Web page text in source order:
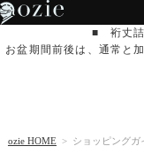
■ 裄丈詰
お盆期間前後は、通常と
ozie HOME> ショッピングガ